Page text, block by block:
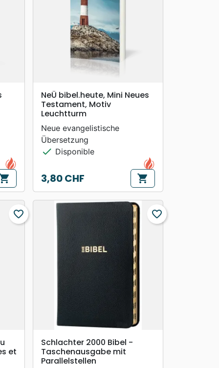
shopping_cart
search APERÇU RAPIDE
NeÜ bibel.heute, Mini Neues
Testament, Motiv
Leuchtturm
Neue evangelistische
Übersetzung
check Disponible
Prix
3,80 CHF shopping_cart
favorite_border
et
search APERÇU RAPIDE
favorite_border
Schlachter 2000 Bibel -
Taschenausgabe mit
Parallelstellen